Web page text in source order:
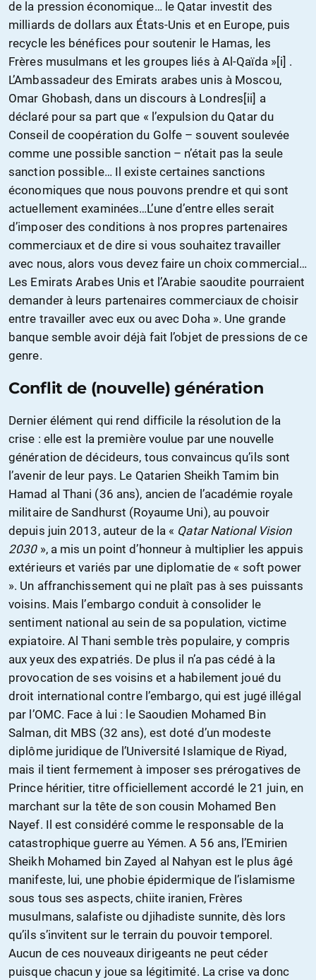
de la pression économique… le Qatar investit des
milliards de dollars aux États-Unis et en Europe, puis
recycle les bénéfices pour soutenir le Hamas, les
Frères musulmans et les groupes liés à Al-Qaïda »[i] .
L’Ambassadeur des Emirats arabes unis à Moscou,
Omar Ghobash, dans un discours à Londres[ii] a
déclaré pour sa part que « l’expulsion du Qatar du
Conseil de coopération du Golfe – souvent soulevée
comme une possible sanction – n’était pas la seule
sanction possible… Il existe certaines sanctions
économiques que nous pouvons prendre et qui sont
actuellement examinées…L’une d’entre elles serait
d’imposer des conditions à nos propres partenaires
commerciaux et de dire si vous souhaitez travailler
avec nous, alors vous devez faire un choix commercial…
Les Emirats Arabes Unis et l’Arabie saoudite pourraient
demander à leurs partenaires commerciaux de choisir
entre travailler avec eux ou avec Doha ». Une grande
banque semble avoir déjà fait l’objet de pressions de ce
genre.
Conflit de (nouvelle) génération
Dernier élément qui rend difficile la résolution de la
crise : elle est la première voulue par une nouvelle
génération de décideurs, tous convaincus qu’ils sont
l’avenir de leur pays. Le Qatarien Sheikh Tamim bin
Hamad al Thani (36 ans), ancien de l’académie royale
militaire de Sandhurst (Royaume Uni), au pouvoir
depuis juin 2013, auteur de la « Qatar National Vision
2030», a mis un point d’honneur à multiplier les appuis
extérieurs et variés par une diplomatie de « soft power
». Un affranchissement qui ne plaît pas à ses puissants
voisins. Mais l’embargo conduit à consolider le
sentiment national au sein de sa population, victime
expiatoire. Al Thani semble très populaire, y compris
aux yeux des expatriés. De plus il n’a pas cédé à la
provocation de ses voisins et a habilement joué du
droit international contre l’embargo, qui est jugé illégal
par l’OMC. Face à lui : le Saoudien Mohamed Bin
Salman, dit MBS (32 ans), est doté d’un modeste
diplôme juridique de l’Université Islamique de Riyad,
mais il tient fermement à imposer ses prérogatives de
Prince héritier, titre officiellement accordé le 21 juin, en
marchant sur la tête de son cousin Mohamed Ben
Nayef. Il est considéré comme le responsable de la
catastrophique guerre au Yémen. A 56 ans, l’Emirien
Sheikh Mohamed bin Zayed al Nahyan est le plus âgé
manifeste, lui, une phobie épidermique de l’islamisme
sous tous ses aspects, chiite iranien, Frères
musulmans, salafiste ou djihadiste sunnite, dès lors
qu’ils s’invitent sur le terrain du pouvoir temporel.
Aucun de ces nouveaux dirigeants ne peut céder
puisque chacun y joue sa légitimité. La crise va donc